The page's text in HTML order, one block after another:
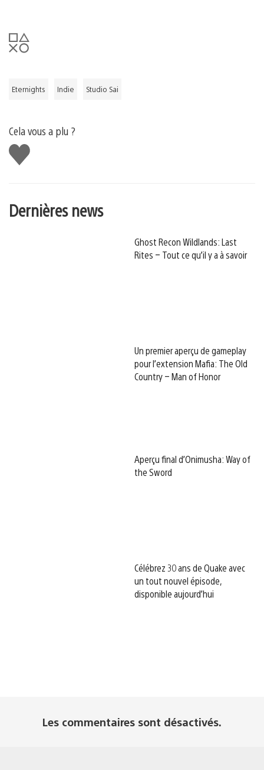
Eternights Indie Studio Sai
Cela vous a plu ?
J'aime
Dernières news
Ghost Recon Wildlands: Last
Rites – Tout ce qu’il y a à savoir
Un premier aperçu de gameplay
pour l’extension Mafia: The Old
Country – Man of Honor
Aperçu final d’Onimusha: Way of
the Sword
Célébrez 30 ans de Quake avec
un tout nouvel épisode,
disponible aujourd’hui
Les commentaires sont désactivés.